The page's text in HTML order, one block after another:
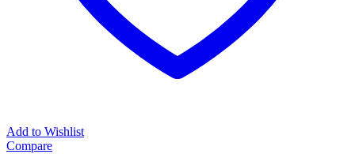
Add to Wishlist
Compare